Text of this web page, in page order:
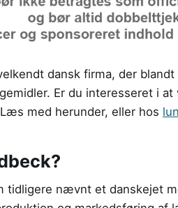
dansk firma, der
Er du interesseret i
med herunder, eller hos
tidligere nævnt et danskejet